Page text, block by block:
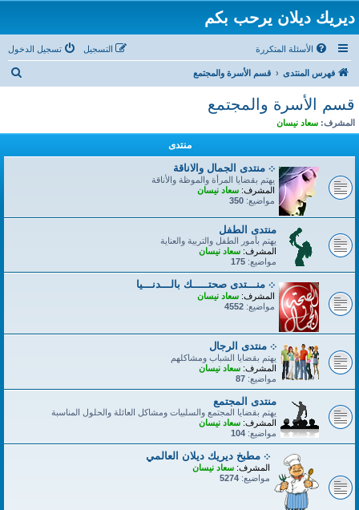
ديريك ديلان يرحب بكم
الأسئلة المتكررة تسجيل الدخول التسجيل
فهرس المنتدى قسم الأسرة والمجتمع
قسم الأسرة والمجتمع
المشرف: سعاد نيسان
منتدى
܀ منتدى الجمال والاناقة
يهتم بقضايا المرأة والموظة والأناقة
المشرف: سعاد نيسان
مواضيع: 350
منتدى الطفل
يهتم بأمور الطفل والتربية والعناية
المشرف: سعاد نيسان
مواضيع: 175
܀ منـــتدى صحتـــــك بالـــدنـــيا
المشرف: سعاد نيسان
مواضيع: 4552
܀ منتدى الرجال
يهتم بقضايا الشباب ومشاكلهم
المشرف: سعاد نيسان
مواضيع: 87
منتدى المجتمع
يهتم بقضايا المجتمع والسلبيات ومشاكل العائلة والحلول المناسبة
المشرف: سعاد نيسان
مواضيع: 104
܀ مطبخ ديريك ديلان العالمي
المشرف: سعاد نيسان
مواضيع: 5274